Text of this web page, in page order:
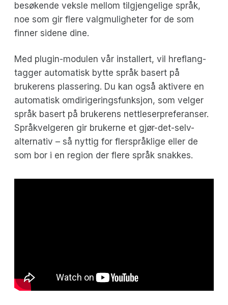
besøkende veksle mellom tilgjengelige språk,
noe som gir flere valgmuligheter for de som
finner sidene dine.
Med plugin-modulen vår installert, vil hreflang-
tagger automatisk bytte språk basert på
brukerens plassering. Du kan også aktivere en
automatisk omdirigeringsfunksjon, som velger
språk basert på brukerens nettleserpreferanser.
Språkvelgeren gir brukerne et gjør-det-selv-
alternativ – så nyttig for flerspråklige eller de
som bor i en region der flere språk snakkes.